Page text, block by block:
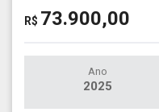
R$ 73.900,00
Ano
2025